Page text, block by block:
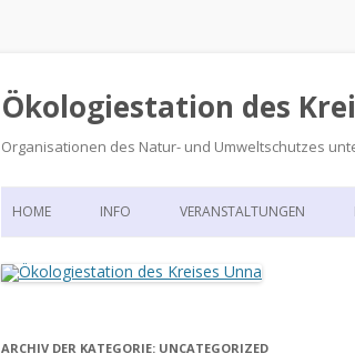
Ökologiestation des
Organisationen des Natur- und Umweltschutzes
HOME INFO VERANSTALTUNGEN
ARCHIV DER KATEGORIE: UNCATEGORIZED